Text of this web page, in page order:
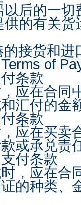
以后的一切
供的有关货
的接货和进
Terms of
条款
在合同
汇付的金
条款
在买卖
或承兑责
付条款
应在合
的种类、